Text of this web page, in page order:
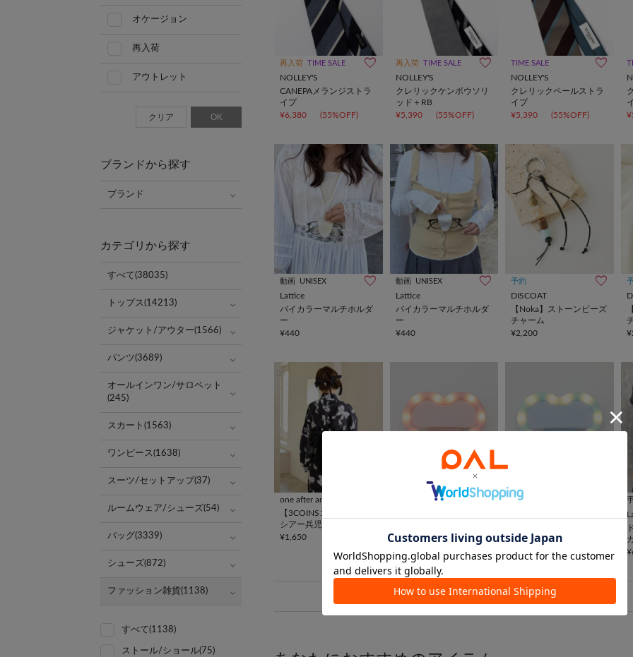
再入荷 TIME SALE
NOLLEY'S
CANEPAメランジストラ
イプ
¥6,380
(55%OFF)
再入荷 TIME SALE
NOLLEY'S
クレリックケンボウソリ
ッド＋RB
¥5,390
(55%OFF)
TIME SALE
NOLLEY'S
クレリックペールストラ
イプ
¥5,390
(55%OFF)
動画 UNISEX
Lattice
バイカラーマルチホルダ
ー
¥440
動画 UNISEX
Lattice
バイカラーマルチホルダ
ー
¥440
予約
DISCOAT
【Noka】ストーンビーズ
チャーム
¥2,200
【3COINSコラボ】ラメ
シアー兵児帯
¥1,650
ントーンスマホライト
¥1,320
動画
ントーンスマホライト
¥1,320
カ
オケージョン
再入荷
アウトレット
クリア OK
ブランドから探す
ブランド
カテゴリから探す
すべて(38035)
トップス(14213)
ジャケット/アウター(1566)
パンツ(3689)
オールインワン/サロペット
(245)
スカート(1563)
ワンピース(1638)
スーツ/セットアップ(37)
ルームウェア/シューズ(54)
バッグ(3339)
シューズ(872)
ファッション雑貨(1138)
すべて(1138)
ストール/ショール(75)